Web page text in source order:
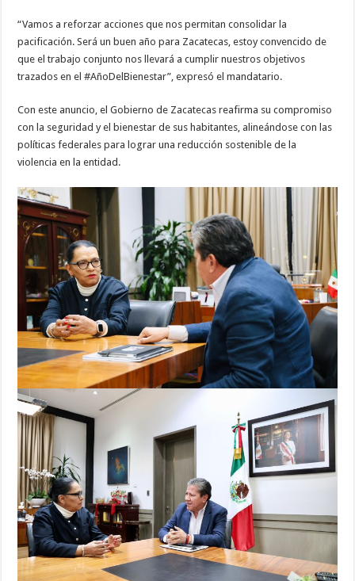
“Vamos a reforzar acciones que nos permitan consolidar la
pacificación. Será un buen año para Zacatecas, estoy convencido de
que el trabajo conjunto nos llevará a cumplir nuestros objetivos
trazados en el #AñoDelBienestar”, expresó el mandatario.
Con este anuncio, el Gobierno de Zacatecas reafirma su compromiso
con la seguridad y el bienestar de sus habitantes, alineándose con las
políticas federales para lograr una reducción sostenible de la
violencia en la entidad.